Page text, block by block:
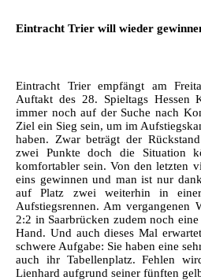
Eintracht Trier will wieder
Eintracht Trier empfängt am
Auftakt des 28. Spieltags Hessen
immer noch auf der Suche nach
Ziel ein Sieg sein, um im
haben. Zwar beträgt der
zwei Punkte doch die Situation
komfortabler sein. Von den letzten
eins gewinnen und man ist nur
auf Platz zwei weiterhin in
Aufstiegsrennen. Am vergangenen
2:2 in Saarbrücken zudem noch
Hand. Und auch dieses Mal
schwere Aufgabe: Sie haben eine
auch ihr Tabellenplatz. Fehlen
Lienhard aufgrund seiner fünften